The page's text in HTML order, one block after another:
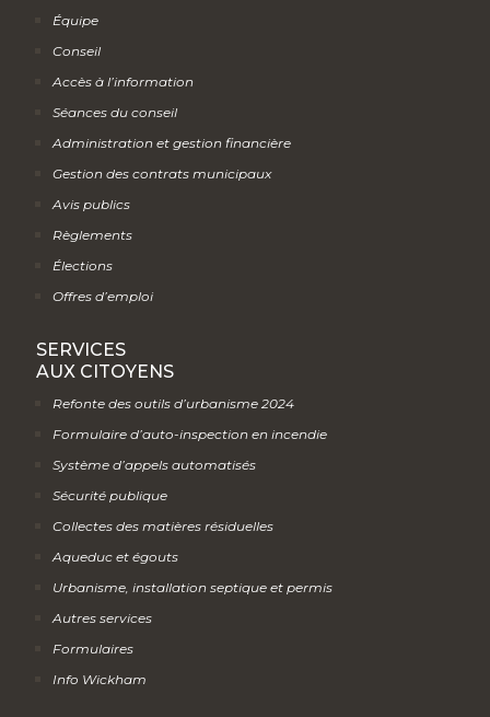
Équipe
Conseil
Accès à l’information
Séances du conseil
Administration et gestion financière
Gestion des contrats municipaux
Avis publics
Règlements
Élections
Offres d’emploi
SERVICES
AUX CITOYENS
Refonte des outils d’urbanisme 2024
Formulaire d’auto-inspection en incendie
Système d’appels automatisés
Sécurité publique
Collectes des matières résiduelles
Aqueduc et égouts
Urbanisme, installation septique et permis
Autres services
Formulaires
Info Wickham